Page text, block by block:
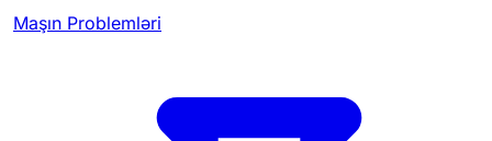
Maşın Problemləri